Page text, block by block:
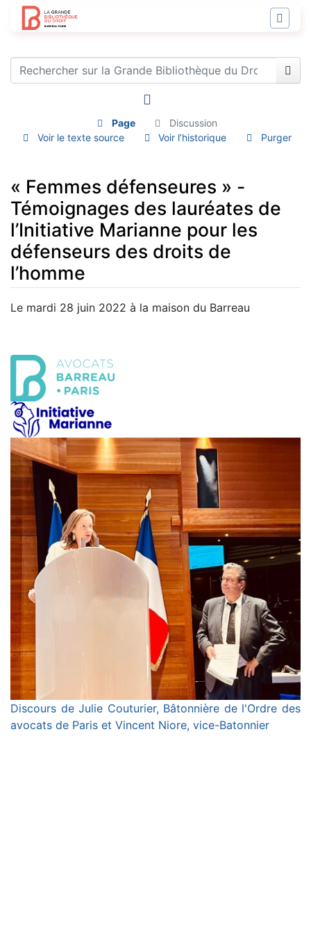
Page
Discussion
Voir le texte source
Voir l’historique Purger
« Femmes défenseures » -
Témoignages des lauréates de
l’Initiative Marianne pour les
défenseurs des droits de
l’homme
Aller à :navigation,rechercher
Le mardi 28 juin 2022 à la maison du Barreau
Discours de Julie Couturier, Bâtonnière de l'Ordre des
avocats de Paris et Vincent Niore, vice-Batonnier